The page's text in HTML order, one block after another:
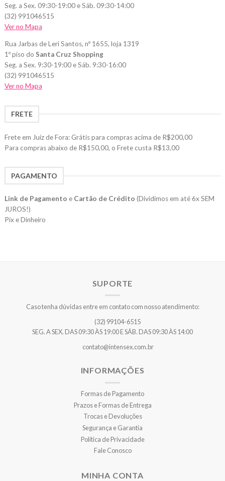
Seg. a Sex. 09:30-19:00 e Sáb. 09:30-14:00
(32) 991046515
Ver no Mapa
Rua Jarbas de Leri Santos, nº 1655, loja 1319
1º piso do Santa Cruz Shopping
Seg. a Sex. 9:30-19:00 e Sáb. 9:30-16:00
(32) 991046515
Ver no Mapa
FRETE
Frete em Juiz de Fora: Grátis para compras acima de R$200,00
Para compras abaixo de R$150,00, o Frete custa R$13,00
PAGAMENTO
Link de Pagamento e Cartão de Crédito (Dividimos em até 6x SEM
JUROS!)
Pix e Dinheiro
SUPORTE
Caso tenha dúvidas entre em contato com nosso atendimento:
(32) 99104-6515
SEG. A SEX. DAS 09:30 ÀS 19:00 E SÁB. DAS 09:30 ÀS 14:00
contato@intensex.com.br
INFORMAÇÕES
Formas de Pagamento
Prazos e Formas de Entrega
Trocas e Devoluções
Segurança e Garantia
Política de Privacidade
Fale Conosco
MINHA CONTA